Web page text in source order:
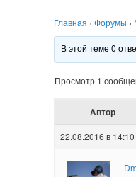
Главная › Форумы ›
В этой теме 0
Просмотр 1
Автор
22.08.2016 в 14:10